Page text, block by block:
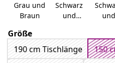
Grau und
Braun
Schwarz
und
und
Größe
190 cm Tischlänge
150